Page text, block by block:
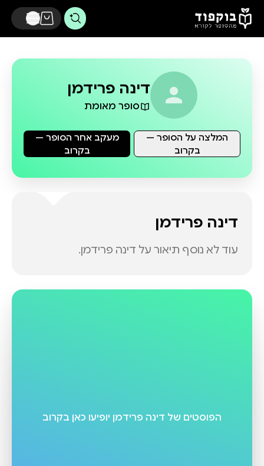
דלג לתוכן הראשי
דינה פרידמן
סופר מאומת
מעקב אחר הסופר —
בקרוב
המלצה על הסופר —
בקרוב
דינה פרידמן
עוד לא נוסף תיאור על דינה פרידמן.
הפוסטים של דינה פרידמן יופיעו כאן בקרוב